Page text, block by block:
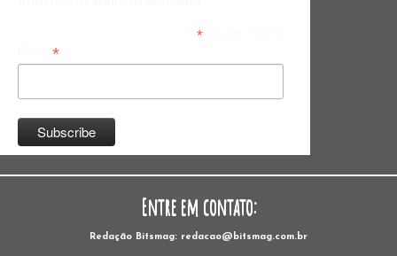
*indicates required
*
Entre em contato:
Redação Bitsmag: redacao@bitsmag.com.br